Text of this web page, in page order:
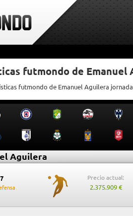
futmondo de Emanuel
futmondo de Emanuel Aguilera
Aguilera
Precio actual:
2.375.909 €